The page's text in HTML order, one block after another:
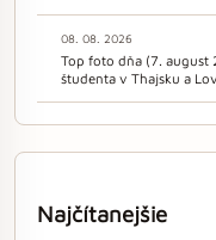
08. 08. 2026
Top foto dňa (7. august
študenta v Thajsku a
Najčítanejšie